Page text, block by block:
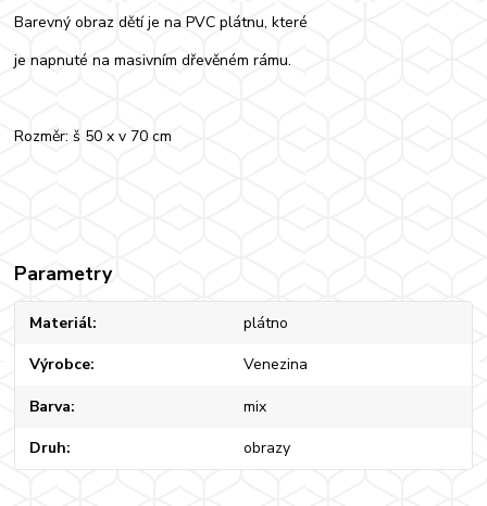
Barevný obraz dětí je na PVC plátnu, které
je napnuté na masivním dřevěném rámu.
Rozměr: š 50 x v 70 cm
Parametry
Materiál plátno
Výrobce Venezina
Barva mix
Druh obrazy